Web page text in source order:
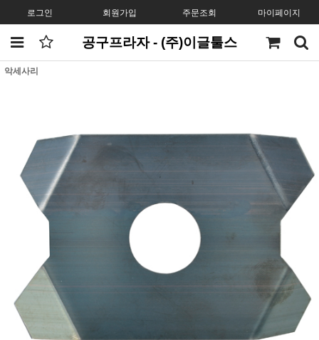
로그인 회원가입 주문조회 마이페이지
공구프라자 - (주)이글툴스
악세사리